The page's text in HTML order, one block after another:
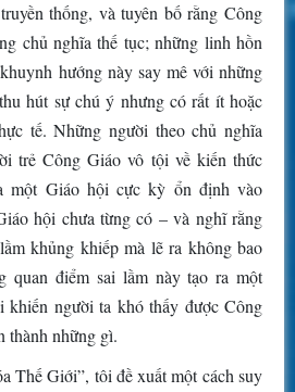
thống, và tuyên bố rằng Công
chủ nghĩa thế tục; những linh hồn
hướng này say mê với những
hút sự chú ý nhưng có rất ít hoặc
tế. Những người theo chủ nghĩa
trẻ Công Giáo vô tội về kiến thức
một Giáo hội cực kỳ ổn định vào
hội chưa từng có – và nghĩ rằng
khủng khiếp mà lẽ ra không bao
quan điểm sai lầm này tạo ra một
khiến người ta khó thấy được Công
thành những gì.
Thế Giới”, tôi đề xuất một cách suy